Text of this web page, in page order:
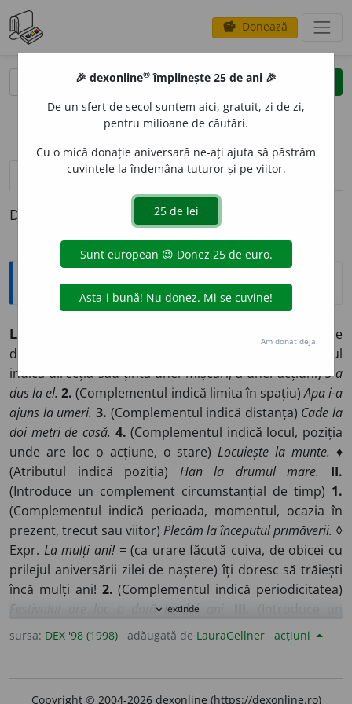
savings Donează
clear
opțiuni
definiții (1) pronunțievolume_up (50)
Definiția cu ID-ul 42345:
Explicative DEX
LA
(Introduce complemente circumstanțiale
de loc sau atribute care arată locul)
(Complementul
indică direcția sau ținta unei mișcări, a unei acțiuni)S-a
dus la el. 2. (Complementul indică limita în spațiu)Apa i-a
ajuns la umeri. 3. (Complementul indică distanța) Cade la
doi metri de casă. 4. (Complementul indică locul, poziția
unde are loc o acțiune, o stare)Locuiește la munte. ♦
(Atributul indică poziția) Han la drumul mare.
II.
(Introduce un complement circumstanțial de timp) 1.
(Complementul indică perioada, momentul, ocazia în
prezent, trecut sau viitor) Plecăm la începutul primăverii. ◊
Expr. La mulți ani!= (ca urare făcută cuiva, de obicei cu
prilejul aniversării zilei de naștere) îți doresc să trăiești
încă mulți ani! 2. (Complementul indică periodicitatea)
Festivalul are loc o dată la doi ani.
complement circumstanțial de scop)
S-a dus la
expand_more extinde
sursa: DEX '98 (1998) adăugată de LauraGellner acțiuni
Copyright © 2004-2026 dexonline (https://dexonline.ro)
🎉 dexonline® împlinește 25 de ani 🎉
De un sfert de secol suntem aici, gratuit, zi de zi,
pentru milioane de căutări.
Cu o mică donație aniversară ne-ați ajuta să păstrăm
cuvintele la îndemâna tuturor și pe viitor.
Am donat deja.